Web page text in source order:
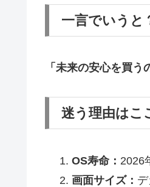
一言でいうと
「未来の安心を買う
迷う理由はこ
OS寿命： 2026
画面サイズ：